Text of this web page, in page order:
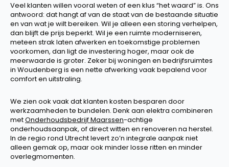
Veel klanten willen vooral weten of een klus “het waard” is. Ons
antwoord: dat hangt af van de staat van de bestaande situatie
en van wat je wilt bereiken. Wil je alleen een storing verhelpen,
dan blijft de prijs beperkt. Wil je een ruimte moderniseren,
meteen strak laten afwerken en toekomstige problemen
voorkomen, dan ligt de investering hoger, maar ook de
meerwaarde is groter. Zeker bij woningen en bedrijfsruimtes
in Woudenberg is een nette afwerking vaak bepalend voor
comfort en uitstraling.
We zien ook vaak dat klanten kosten besparen door
werkzaamheden te bundelen. Denk aan elektra combineren
metOnderhoudsbedrijf Maarssen-achtige
onderhoudsaanpak, of direct witten en renoveren na herstel.
In de regio rond Utrecht levert zo’n integrale aanpak niet
alleen gemak op, maar ook minder losse ritten en minder
overlegmomenten.